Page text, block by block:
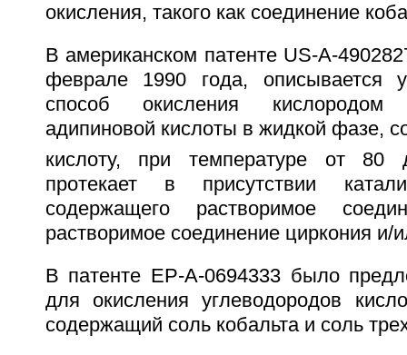
окисления, такого как соединение
В американском патенте US-A-
феврале 1990 года, описывается
способ окисления кислородом
адипиновой кислоты в жидкой фазе,
кислоту, при температуре от 80
протекает в присутствии
содержащего растворимое
растворимое соединение циркония и/
В патенте ЕР-А-0694333 было
для окисления углеводородов
содержащий соль кобальта и соль